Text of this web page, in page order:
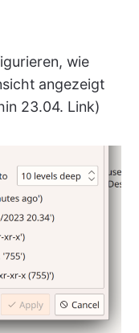
wie
angezeigt
23.04. Link)